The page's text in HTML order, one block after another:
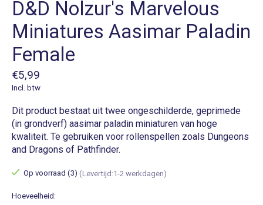
D&D Nolzur's Marvelous
Miniatures Aasimar Paladin
Female
€5,99
Incl. btw
Dit product bestaat uit twee ongeschilderde, geprimede
(in grondverf) aasimar paladin miniaturen van hoge
kwaliteit. Te gebruiken voor rollenspellen zoals Dungeons
and Dragons of Pathfinder.
Op voorraad (3) (Levertijd:1-2 werkdagen)
Hoeveelheid: